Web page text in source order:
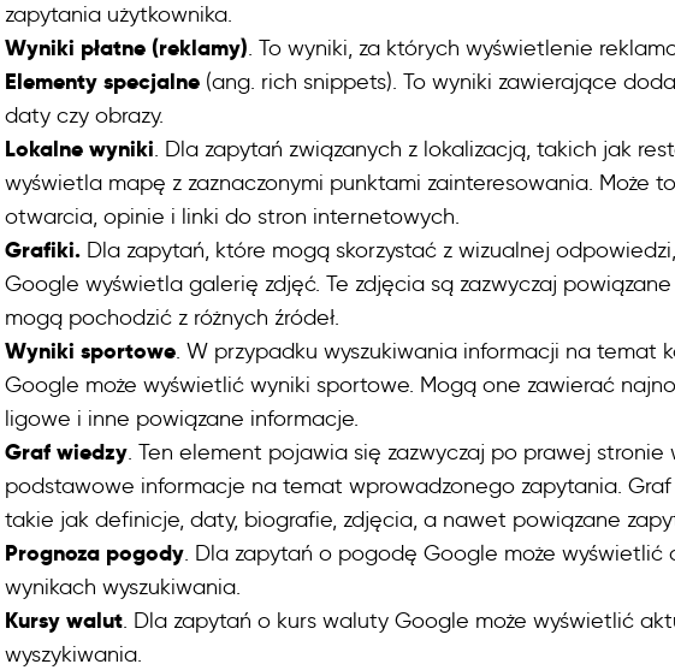
zapytania użytkownika.
Wyniki płatne (reklamy). To wyniki, za których wyświetlenie
Elementy specjalne (ang. rich snippets). To wyniki zawierające
daty czy obrazy.
Lokalne wyniki. Dla zapytań związanych z lokalizacją, takich jak
wyświetla mapę z zaznaczonymi punktami zainteresowania. Może
otwarcia, opinie i linki do stron internetowych.
Grafiki. Dla zapytań, które mogą skorzystać z wizualnej
Google wyświetla galerię zdjęć. Te zdjęcia są zazwyczaj
mogą pochodzić z różnych źródeł.
Wyniki sportowe. W przypadku wyszukiwania informacji na temat
Google może wyświetlić wyniki sportowe. Mogą one zawierać
ligowe i inne powiązane informacje.
Graf wiedzy. Ten element pojawia się zazwyczaj po prawej stronie
podstawowe informacje na temat wprowadzonego zapytania.
takie jak definicje, daty, biografie, zdjęcia, a nawet powiązane
Prognoza pogody. Dla zapytań o pogodę Google może
wynikach wyszukiwania.
Kursy walut. Dla zapytań o kurs waluty Google może wyświetlić
wyszykiwania.